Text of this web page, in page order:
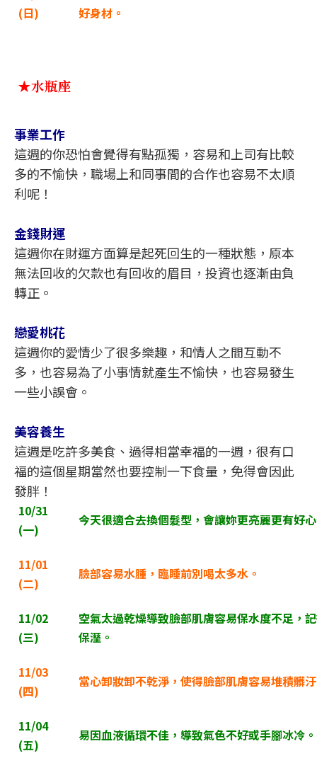
(日)
好身材。
★水瓶座
事業工作
這週的你恐怕會覺得有點孤獨，容易和上司有比較
多的不愉快，職場上和同事間的合作也容易不太順
利呢！
金錢財運
這週你在財運方面算是起死回生的一種狀態，原本
無法回收的欠款也有回收的眉目，投資也逐漸由負
轉正。
戀愛桃花
這週你的愛情少了很多樂趣，和情人之間互動不
多，也容易為了小事情就產生不愉快，也容易發生
一些小誤會。
美容養生
這週是吃許多美食、過得相當幸福的一週，很有口
福的這個星期當然也要控制一下食量，免得會因此
發胖！
10/31
(一)
今天很適合去換個髮型，會讓妳更亮麗更有好
11/01
(二)
臉部容易水腫，臨睡前別喝太多水。
11/02
(三)
空氣太過乾燥導致臉部肌膚容易保水度不足，
保溼。
11/03
(四)
當心卸妝卸不乾淨，使得臉部肌膚容易堆積髒
11/04
(五)
易因血液循環不佳，導致氣色不好或手腳冰冷。